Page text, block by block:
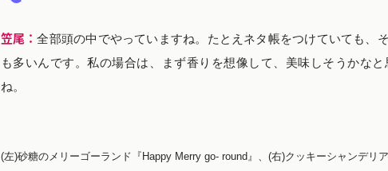
笠尾：全部頭の中でやっていますね。たとえネタ帳をつけていても、
も多いんです。私の場合は、まず香りを想像して、美味しそうかな
ね。
(左)砂糖のメリーゴーランド『Happy Merry go- round』、(右)クッキーシャンデリ